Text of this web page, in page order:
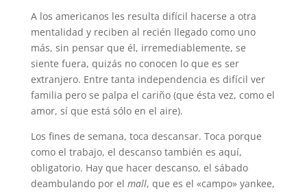
A los americanos les resulta difícil hacerse a otra
mentalidad y reciben al recién llegado como uno
más, sin pensar que él, irremediablemente, se
siente fuera, quizás no conocen lo que es ser
extranjero. Entre tanta independencia es difícil ver
familia pero se palpa el cariño (que ésta vez, como el
amor, sí que está sólo en el aire).
Los fines de semana, toca descansar. Toca porque
como el trabajo, el descanso también es aquí,
obligatorio. Hay que hacer descanso, el sábado
deambulando por el mall, que es el «campo» yankee,